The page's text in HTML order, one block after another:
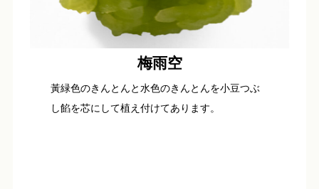
梅雨空
黃緑色のきんとんと水色のきんとんを小豆つぶ
し餡を芯にして植え付けてあります。